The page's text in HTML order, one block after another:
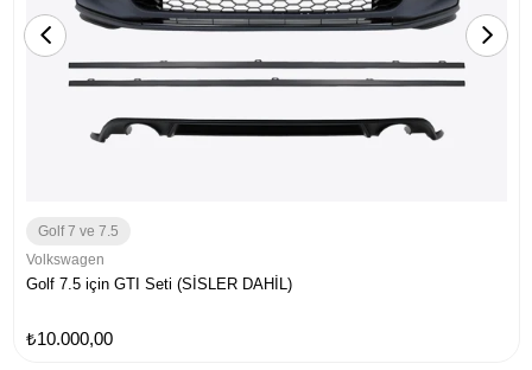
Golf 7 ve 7.5
Volkswagen
Golf 7.5 için GTI Seti (SİSLER DAHİL)
₺10.000,00